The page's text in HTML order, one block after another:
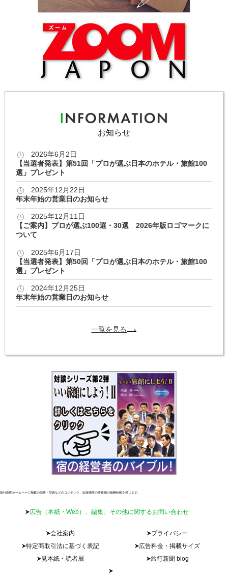
お知らせ
2026年6月2日
【当選者発表】第51回「プロが選ぶ日本のホテル・旅館100
選」プレゼント
2025年12月22日
年末年始の営業日のお知らせ
2025年12月11日
【ご案内】プロが選ぶ100選・30選 2026年版ロゴマークに
ついて
2025年6月17日
【当選者発表】第50回「プロが選ぶ日本のホテル・旅館100
選」プレゼント
2024年12月25日
年末年始の営業日のお知らせ
一覧を見る
旅行新聞ホームページ掲載の記事・写真などのコンテンツ、出版物等の著作物の無断転載を禁じます。
広告（本紙・Web）、編集、その他に関するお問い合わせ
会社案内
プライバシー
特定商取引法に基づく表記
広告料金・掲載サイズ
見本紙・読者層
旅行新聞 blog